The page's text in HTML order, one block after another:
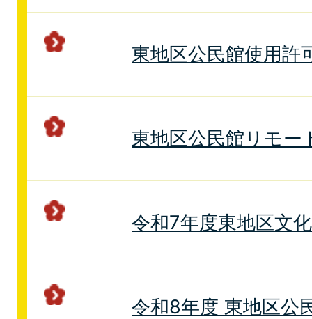
東地区公民館使用許
東地区公民館リモー
令和7年度東地区文
令和8年度 東地区公